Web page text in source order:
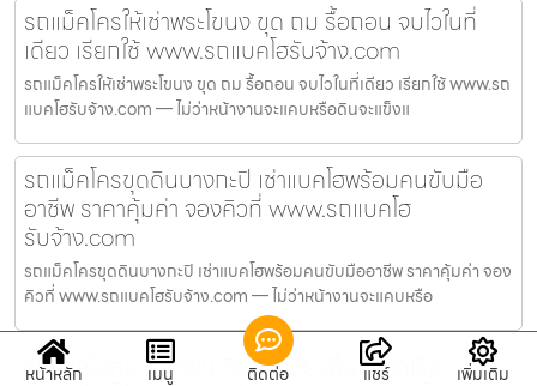
รถแม็คโครให้เช่าพระโขนง ขุด ถม รื้อถอน จบไวในที่
เดียว เรียกใช้ www.รถแบคโฮรับจ้าง.com
รถแม็คโครให้เช่าพระโขนง ขุด ถม รื้อถอน จบไวในที่เดียว เรียกใช้ www.รถ
แบคโฮรับจ้าง.com — ไม่ว่าหน้างานจะแคบหรือดินจะแข็งแ
รถแม็คโครขุดดินบางกะปิ เช่าแบคโฮพร้อมคนขับมือ
อาชีพ ราคาคุ้มค่า จองคิวที่ www.รถแบคโฮ
รับจ้าง.com
รถแม็คโครขุดดินบางกะปิ เช่าแบคโฮพร้อมคนขับมืออาชีพ ราคาคุ้มค่า จอง
คิวที่ www.รถแบคโฮรับจ้าง.com — ไม่ว่าหน้างานจะแคบหรือ
รถแบคโฮถมที่บางขุนเทียน เคลียร์พื้นที่รวดเร็ว
หน้าหลัก เมนู ติดต่อ แชร์ เพิ่มเติม